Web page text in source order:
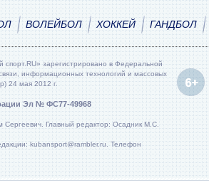
ВОЛЕЙБОЛ ХОККЕЙ ГАНДБОЛ
спорт.RU» зарегистрировано в Федеральной
информационных технологий и массовых
24 мая 2012 г.
Эл № ФС77-49968
Сергеевич. Главный редактор: Осадник М.С.
kubansport@rambler.ru. Телефон